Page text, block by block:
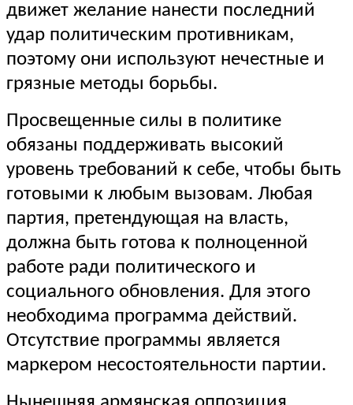
движет желание нанести последний
удар политическим противникам,
поэтому они используют нечестные и
грязные методы борьбы.
Просвещенные силы в политике
обязаны поддерживать высокий
уровень требований к себе, чтобы быть
готовыми к любым вызовам. Любая
партия, претендующая на власть,
должна быть готова к полноценной
работе ради политического и
социального обновления. Для этого
необходима программа действий.
Отсутствие программы является
маркером несостоятельности партии.